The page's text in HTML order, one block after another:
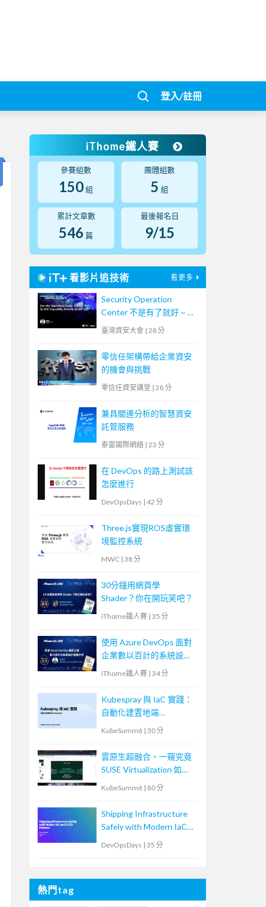
登入/註冊
iThome鐵人賽
參賽組數
150組
團體組數
5 組
累計文章數
546 篇
最後報名日
9/15
看影片追技術 看更多
Security Operation
Center 不是有了就好 ~ 從
SOC Capability Maturity
臺灣資安大會 | 28 分
零信任架構帶給企業資安
的機會與挑戰
零信任資安講堂 | 28 分
兼具關連分析的智慧資安
託管服務
泰富國際網絡 | 23 分
在 DevOps 的路上測試該
怎麼進行
DevOpsDays | 42 分
Three.js實現ROS虛實環
境監控系統
MWC | 38 分
30分鐘用網頁學
Shader？你在開玩笑吧？
iThome鐵人賽 | 35 分
使用 Azure DevOps 面對
企業數以百計的系統設計
經驗分享
iThome鐵人賽 | 34 分
Kubespray 與 IaC 實踐：
自動化建置地端
KubeSummit | 30 分
雲原生超融合，一窺究竟
SUSE Virtualization 如何
解決傳統應用與現代化雲
KubeSummit | 80 分
Shipping Infrastructure
Safely with Modern IaC
and CI/CD Patterns
DevOpsDays | 35 分
熱門tag